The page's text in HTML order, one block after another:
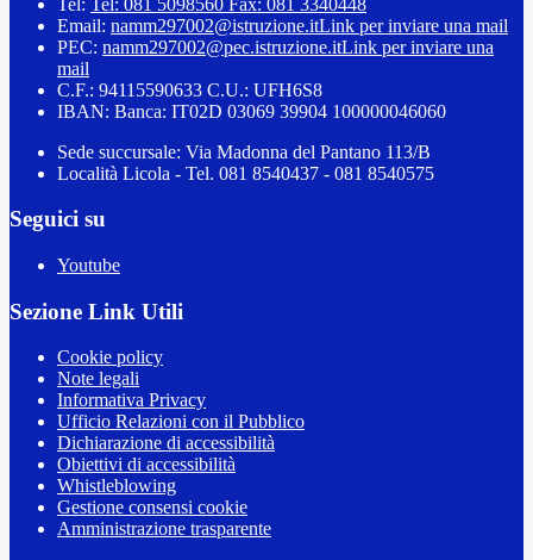
Email: namm297002@istruzione.itLink per inviare una mail
PEC: namm297002@pec.istruzione.itLink per inviare una
mail
C.F.: 94115590633 C.U.: UFH6S8
IBAN: Banca: IT02D 03069 39904 100000046060
Sede succursale: Via Madonna del Pantano 113/B
Località Licola - Tel. 081 8540437 - 081 8540575
Seguici su
Youtube
Sezione Link Utili
Cookie policy
Note legali
Informativa Privacy
Ufficio Relazioni con il Pubblico
Dichiarazione di accessibilità
Obiettivi di accessibilità
Whistleblowing
Gestione consensi cookie
Amministrazione trasparente